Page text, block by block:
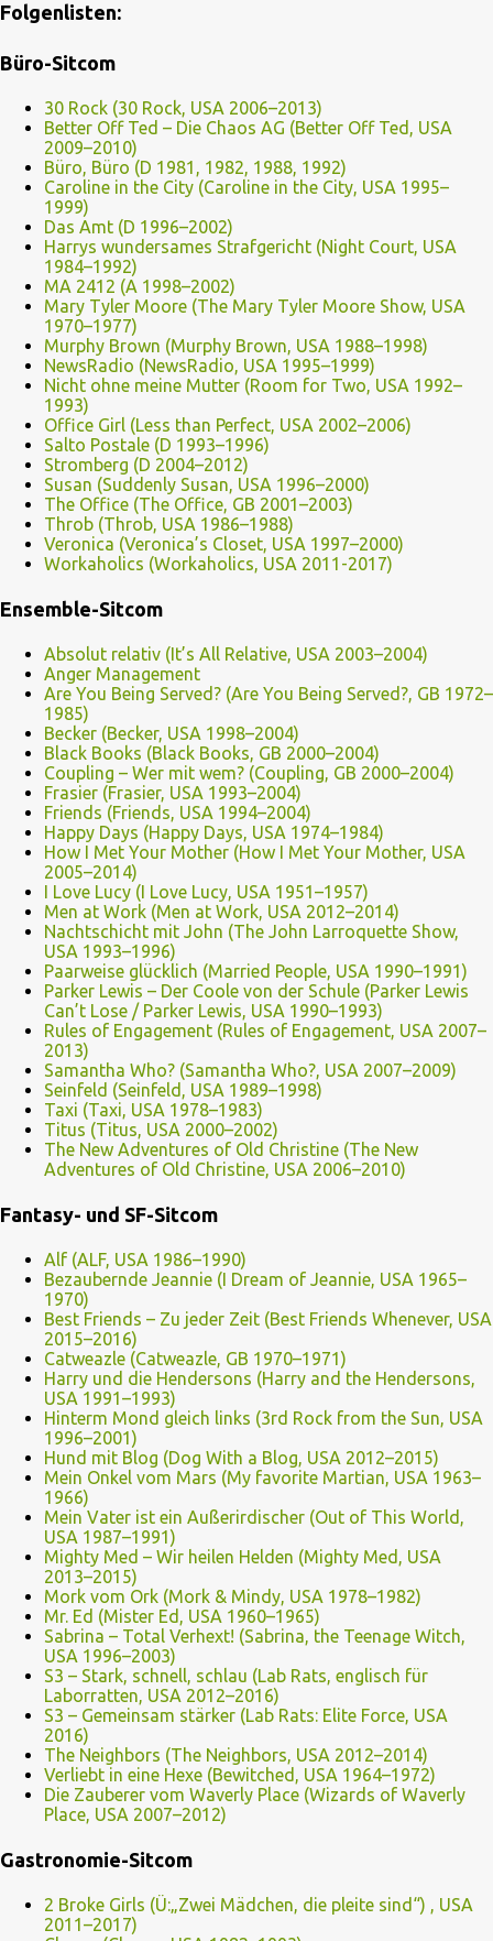
Folgenlisten:
Büro-Sitcom
30 Rock (30 Rock, USA 2006–2013)
Better Off Ted – Die Chaos AG (Better Off Ted, USA
2009–2010)
Büro, Büro (D 1981, 1982, 1988, 1992)
Caroline in the City (Caroline in the City, USA 1995–
1999)
Das Amt (D 1996–2002)
Harrys wundersames Strafgericht (Night Court, USA
1984–1992)
MA 2412 (A 1998–2002)
Mary Tyler Moore (The Mary Tyler Moore Show, USA
1970–1977)
Murphy Brown (Murphy Brown, USA 1988–1998)
NewsRadio (NewsRadio, USA 1995–1999)
Nicht ohne meine Mutter (Room for Two, USA 1992–
1993)
Office Girl (Less than Perfect, USA 2002–2006)
Salto Postale (D 1993–1996)
Stromberg (D 2004–2012)
Susan (Suddenly Susan, USA 1996–2000)
The Office (The Office, GB 2001–2003)
Throb (Throb, USA 1986–1988)
Veronica (Veronica’s Closet, USA 1997–2000)
Workaholics (Workaholics, USA 2011-2017)
Ensemble-Sitcom
Absolut relativ (It’s All Relative, USA 2003–2004)
Anger Management
Are You Being Served? (Are You Being Served?, GB 1972–
1985)
Becker (Becker, USA 1998–2004)
Black Books (Black Books, GB 2000–2004)
Coupling – Wer mit wem? (Coupling, GB 2000–2004)
Frasier (Frasier, USA 1993–2004)
Friends (Friends, USA 1994–2004)
Happy Days (Happy Days, USA 1974–1984)
How I Met Your Mother (How I Met Your Mother, USA
2005–2014)
I Love Lucy (I Love Lucy, USA 1951–1957)
Men at Work (Men at Work, USA 2012–2014)
Nachtschicht mit John (The John Larroquette Show,
USA 1993–1996)
Paarweise glücklich (Married People, USA 1990–1991)
Parker Lewis – Der Coole von der Schule (Parker Lewis
Can’t Lose / Parker Lewis, USA 1990–1993)
Rules of Engagement (Rules of Engagement, USA 2007–
2013)
Samantha Who? (Samantha Who?, USA 2007–2009)
Seinfeld (Seinfeld, USA 1989–1998)
Taxi (Taxi, USA 1978–1983)
Titus (Titus, USA 2000–2002)
The New Adventures of Old Christine (The New
Adventures of Old Christine, USA 2006–2010)
Fantasy- und SF-Sitcom
Alf (ALF, USA 1986–1990)
Bezaubernde Jeannie (I Dream of Jeannie, USA 1965–
1970)
Best Friends – Zu jeder Zeit (Best Friends Whenever, USA
2015–2016)
Catweazle (Catweazle, GB 1970–1971)
Harry und die Hendersons (Harry and the Hendersons,
USA 1991–1993)
Hinterm Mond gleich links (3rd Rock from the Sun, USA
1996–2001)
Hund mit Blog (Dog With a Blog, USA 2012–2015)
Mein Onkel vom Mars (My favorite Martian, USA 1963–
1966)
Mein Vater ist ein Außerirdischer (Out of This World,
USA 1987–1991)
Mighty Med – Wir heilen Helden (Mighty Med, USA
2013–2015)
Mork vom Ork (Mork & Mindy, USA 1978–1982)
Mr. Ed (Mister Ed, USA 1960–1965)
Sabrina – Total Verhext! (Sabrina, the Teenage Witch,
USA 1996–2003)
S3 – Stark, schnell, schlau (Lab Rats, englisch für
Laborratten, USA 2012–2016)
S3 – Gemeinsam stärker (Lab Rats: Elite Force, USA
2016)
The Neighbors (The Neighbors, USA 2012–2014)
Verliebt in eine Hexe (Bewitched, USA 1964–1972)
Die Zauberer vom Waverly Place (Wizards of Waverly
Place, USA 2007–2012)
Gastronomie-Sitcom
2 Broke Girls (Ü:„Zwei Mädchen, die pleite sind“) , USA
2011–2017)